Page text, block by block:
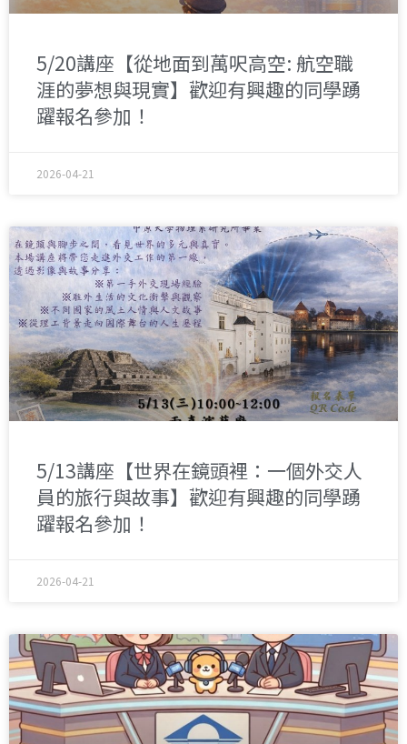
5/20講座【從地面到萬呎高空: 航空職
涯的夢想與現實】歡迎有興趣的同學踴
躍報名參加！
2026-04-21
5/13講座【世界在鏡頭裡：一個外交人
員的旅行與故事】歡迎有興趣的同學踴
躍報名參加！
2026-04-21